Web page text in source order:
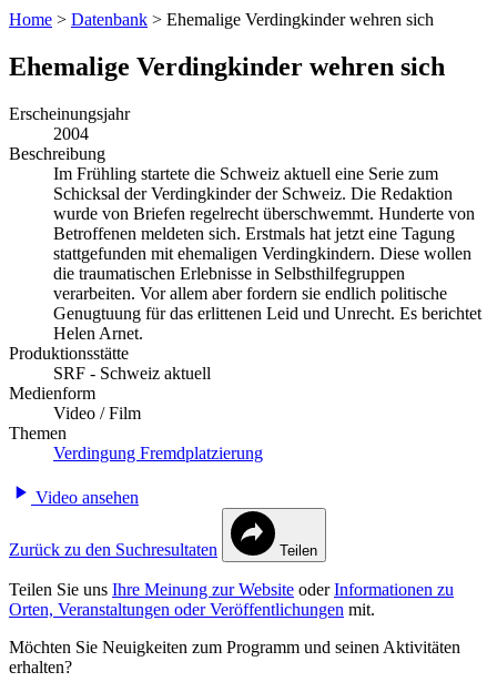
Home > Datenbank > Ehemalige Verdingkinder wehren sich
Ehemalige Verdingkinder wehren sich
Erscheinungsjahr
2004
Beschreibung
Im Frühling startete die Schweiz aktuell eine Serie zum
Schicksal der Verdingkinder der Schweiz. Die Redaktion
wurde von Briefen regelrecht überschwemmt. Hunderte von
Betroffenen meldeten sich. Erstmals hat jetzt eine Tagung
stattgefunden mit ehemaligen Verdingkindern. Diese wollen
die traumatischen Erlebnisse in Selbsthilfegruppen
verarbeiten. Vor allem aber fordern sie endlich politische
Genugtuung für das erlittenen Leid und Unrecht. Es berichtet
Helen Arnet.
Produktionsstätte
SRF - Schweiz aktuell
Medienform
Video / Film
Themen
Verdingung Fremdplatzierung
Video ansehen
Zurück zu den Suchresultaten Teilen
Teilen Sie uns Ihre Meinung zur Website oderInformationen zu
Orten, Veranstaltungen oder Veröffentlichungen mit.
Möchten Sie Neuigkeiten zum Programm und seinen Aktivitäten
erhalten?